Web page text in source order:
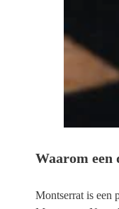
Waarom
Montserrat is een